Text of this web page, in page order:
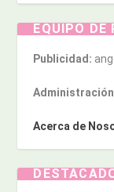
EQUIPO DE
Publicidad:
Acerca de